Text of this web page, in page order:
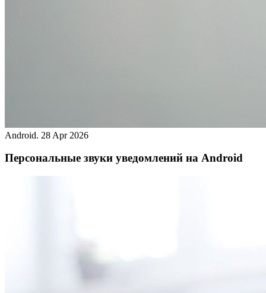
Android. 28 Apr 2026
Персональные звуки уведомлений на Android